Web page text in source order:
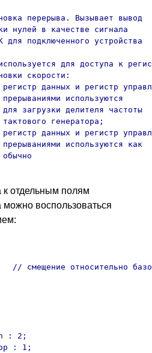
перерыва. Вызывает вывод
в качестве сигнала
подключенного устройства
для доступа к
скорости:
данных и регистр
используются
загрузки делителя частоты
генератора;
данных и регистр
используются как
к отдельным полям
воспользоваться
смещение относительно
: 2;
: 1;